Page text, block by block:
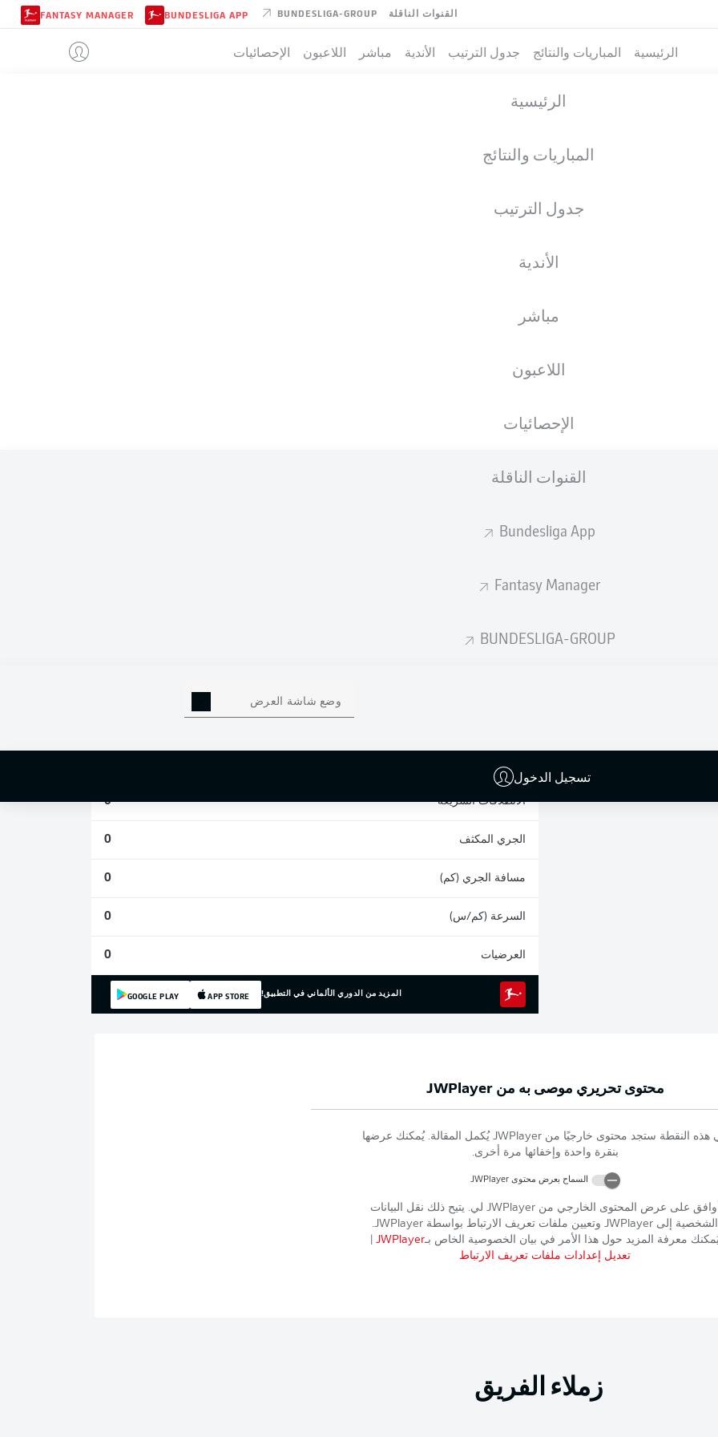
القنوات الناقلة BUNDESLIGA-GROUP
BUNDESLIGA APP
FANTASY MANAGER
الرئيسية المباريات والنتائج جدول الترتيب الأندية مباشر اللاعبون الإحصائيات
الرئيسية
المباريات والنتائج
جدول الترتيب
الأندية
مباشر
اللاعبون
الإحصائيات
القنوات الناقلة
Bundesliga App
Fantasy Manager
BUNDESLIGA-GROUP
وضع شاشة العرض
تسجيل الدخول
23.11.2001
إحصائيات موسم 2026/2027
الانطلاقات السريعة 0
الجري المكثف 0
مسافة الجري (كم) 0
السرعة (كم/س) 0
العرضيات 0
المزيد من الدوري الألماني في التطبيق! APP STORE
GOOGLE PLAY
محتوى تحريري موصى به منJWPlayer
هذه النقطة ستجد محتوى خارجيًا منJWPlayer يُكمل المقالة. يُمكنك عرضها
بنقرة واحدة وإخفائها مرة أخرى.
السماح بعرض محتوىJWPlayer
على عرض المحتوى الخارجي منJWPlayer لي. يتيح ذلك نقل البيانات
الشخصية إلى JWPlayer وتعيين ملفات تعريف الارتباط بواسطة JWPlayer
.
معرفة المزيد حول هذا الأمر في بيان الخصوصية الخاص بـJWPlayer
تعديل إعدادات ملفات تعريف الارتباط
زملاء الفريق